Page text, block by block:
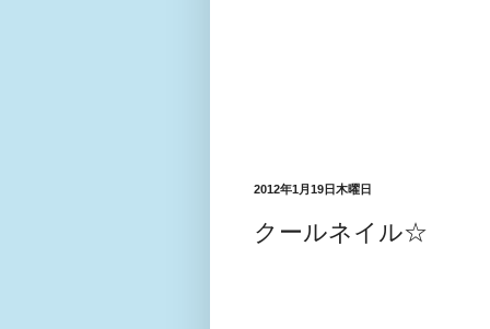
2012年1月19日木曜日
クールネイル☆